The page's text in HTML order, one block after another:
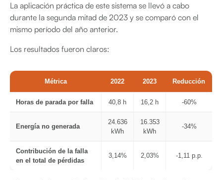
La aplicación práctica de este sistema se llevó a cabo
durante la segunda mitad de 2023 y se comparó con el
mismo período del año anterior.
Los resultados fueron claros:
Métrica 2022 2023 Reducción
Horas de parada por falla 40,8 h 16,2 h -60%
Energía no generada
24.636
kWh
16.353
kWh
-34%
Contribución de la falla
en el total de pérdidas
3,14% 2,03% -1,11 p.p.